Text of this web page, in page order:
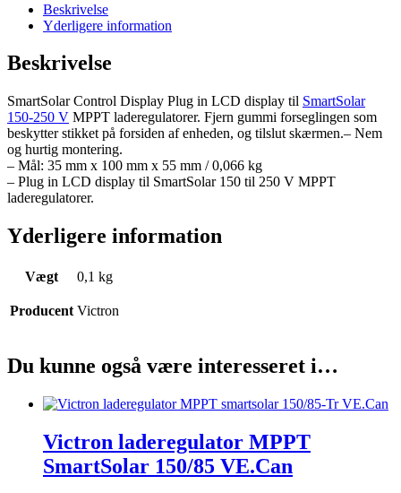
Display
Beskrivelse
Yderligere information
Beskrivelse
SmartSolar Control Display Plug in LCD display til SmartSolar
150-250 V MPPT laderegulatorer. Fjern gummi forseglingen som
beskytter stikket på forsiden af enheden, og tilslut skærmen.– Nem
og hurtig montering.
– Mål: 35 mm x 100 mm x 55 mm / 0,066 kg
– Plug in LCD display til SmartSolar 150 til 250 V MPPT
laderegulatorer.
Yderligere information
Vægt 0,1 kg
Producent Victron
Du kunne også være interesseret i…
Victron laderegulator MPPT
SmartSolar 150/85 VE.Can